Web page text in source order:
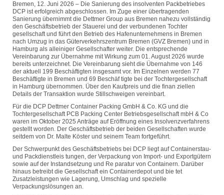
Bremen, 12. Juni 2026 – Die Sanierung des insolventen Packbetriebes
DCP ist erfolgreich abgeschlossen. Im Zuge einer übertragenden
Sanierung übernimmt die Dettmer Group aus Bremen nahezu vollständig
den Geschäftsbetrieb der Stauerei und der verbundenen Tochter
gesellschaft und führt den Betrieb des Hafenunternehmens in Bremen
nach Umzug in das Güterverkehrszentrum Bremen (GVZ Bremen) und in
Hamburg als alleiniger Gesellschafter weiter. Die entsprechende
Vereinbarung zur Übernahme mit Wirkung zum 01. August 2026 wurde
bereits unterzeichnet. Die Vereinbarung sieht die Übernahme von 146
der aktuell 199 Beschäftigten insgesamt vor. Im Einzelnen werden 77
Beschäftigte in Bremen und 69 Beschäf tigte bei der Tochtergesellschaft
in Hamburg übernommen. Über den Kaufpreis und die finan ziellen
Details der Transaktion wurde Stillschweigen vereinbart.
Für die DCP Dettmer Container Packing GmbH & Co. KG und die
Tochtergesellschaft PCB Packing Center Betriebsgesellschaft mbH & Co
waren im Oktober 2025 Anträge auf Eröffnung eines Insolvenzverfahrens
gestellt worden. Der Geschäftsbetrieb der beiden Gesellschaften wurde
seitdem von Dr. Malte Köster und seinem Team fortgeführt.
Der Schwerpunkt des Geschäftsbetriebs bei DCP liegt auf Containerstau-
und Packdienstleis tungen, der Verpackung von Import- und Exportgütern
sowie auf der Instandsetzung und Re paratur von Containern. Darüber
hinaus betreibt die Gesellschaft ein Containerdepot und bie tet
Zusatzleistungen wie Lagerung, Umschlag und spezielle
Verpackungslösungen an.